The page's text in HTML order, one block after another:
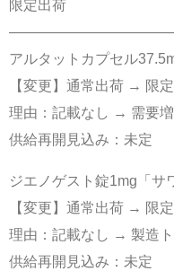
限定出荷
アルタットカプセル
【変更】通常出荷 → 限
理由：記載なし → 需要増
供給再開見込み：未定
ジエノゲスト錠1mg「サ
【変更】通常出荷 → 限
理由：記載なし → 製造ト
供給再開見込み：未定